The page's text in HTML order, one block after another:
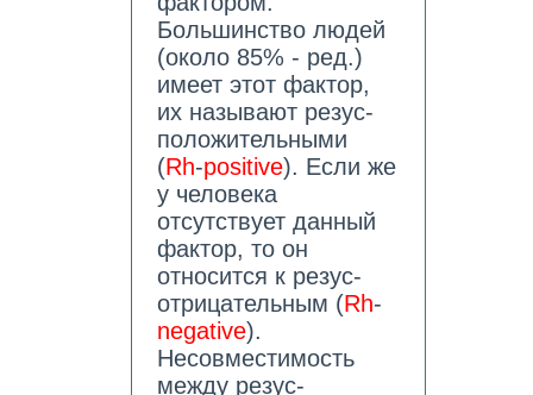
Большинство людей
(около 85% - ред.)
имеет этот фактор,
их называют резус-
положительными
(Rh-positive). Если же
у человека
отсутствует данный
фактор, то он
относится к резус-
отрицательным (Rh-
negative).
Несовместимость
между резус-